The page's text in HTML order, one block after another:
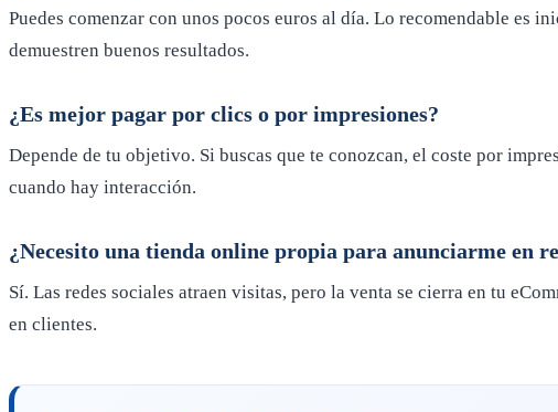
Puedes comenzar con unos pocos euros al día. Lo recomendable es
demuestren buenos resultados.
¿Es mejor pagar por clics o por impresiones?
Depende de tu objetivo. Si buscas que te conozcan, el coste por
cuando hay interacción.
¿Necesito una tienda online propia para anunciarme en
Sí. Las redes sociales atraen visitas, pero la venta se cierra en tu
en clientes.